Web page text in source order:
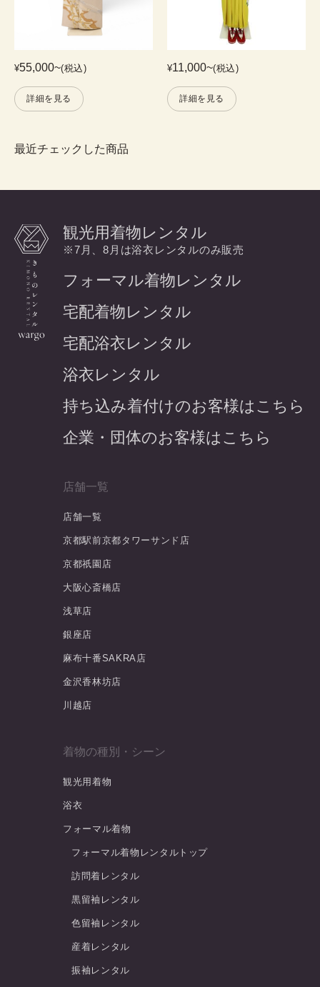
¥55,000~(税込)
詳細を見る
¥11,000~(税込)
詳細を見る
最近チェックした商品
観光用着物レンタル
※7月、8月は浴衣レンタルのみ販売
フォーマル着物レンタル
宅配着物レンタル
宅配浴衣レンタル
浴衣レンタル
持ち込み着付けのお客様はこちら
企業・団体のお客様はこちら
店舗一覧
店舗一覧
京都駅前京都タワーサンド店
京都祇園店
大阪心斎橋店
浅草店
銀座店
麻布十番SAKRA店
金沢香林坊店
川越店
着物の種別・シーン
観光用着物
浴衣
フォーマル着物
フォーマル着物レンタルトップ
訪問着レンタル
黒留袖レンタル
色留袖レンタル
産着レンタル
振袖レンタル